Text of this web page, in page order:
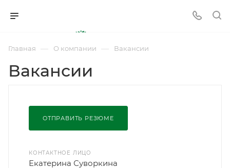
Главная — О компании — Вакансии
Вакансии
ОТПРАВИТЬ РЕЗЮМЕ
КОНТАКТНОЕ ЛИЦО
Екатерина Суворкина